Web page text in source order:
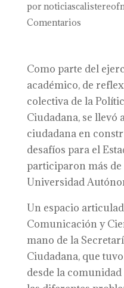
por
Comentarios
Como parte del
académico, de
colectiva de la
Ciudadana, se llevó
ciudadana en
desafíos para el
participaron más de
Universidad
Un espacio
Comunicación y
mano de la
Ciudadana, que
desde la